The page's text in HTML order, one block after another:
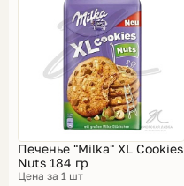
Печенье "Milka" XL Cookies
Nuts 184 гр
Цена за 1 шт